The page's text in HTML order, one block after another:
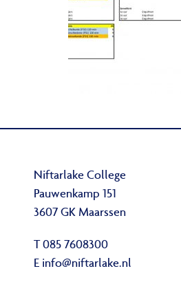
Niftarlake College
Pauwenkamp 151
3607 GK Maarssen
T 085 7608300
E info@niftarlake.nl